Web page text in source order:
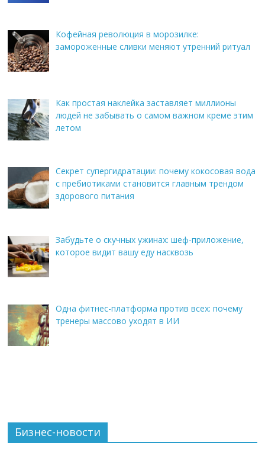
Кофейная революция в морозилке:
замороженные сливки меняют утренний ритуал
Как простая наклейка заставляет миллионы
людей не забывать о самом важном креме этим
летом
Секрет супергидратации: почему кокосовая вода
с пребиотиками становится главным трендом
здорового питания
Забудьте о скучных ужинах: шеф-приложение,
которое видит вашу еду насквозь
Одна фитнес-платформа против всех: почему
тренеры массово уходят в ИИ
Бизнес-новости